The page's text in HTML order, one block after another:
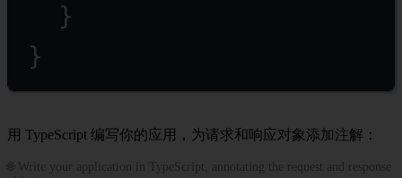
}
}
用 TypeScript 编写你的应用，为请求和响应对象添加注解：
🌐 Write your application in TypeScript, annotating the request and response